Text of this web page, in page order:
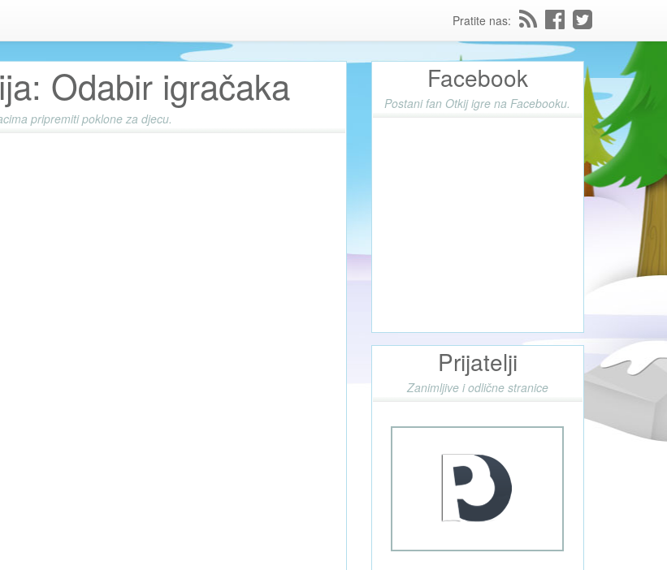
Pratite nas:
Odabir igračaka
pripremiti poklone za djecu.
Facebook
Postani fan Otkij igre na Facebooku.
Prijatelji
Zanimljive i odlične stranice